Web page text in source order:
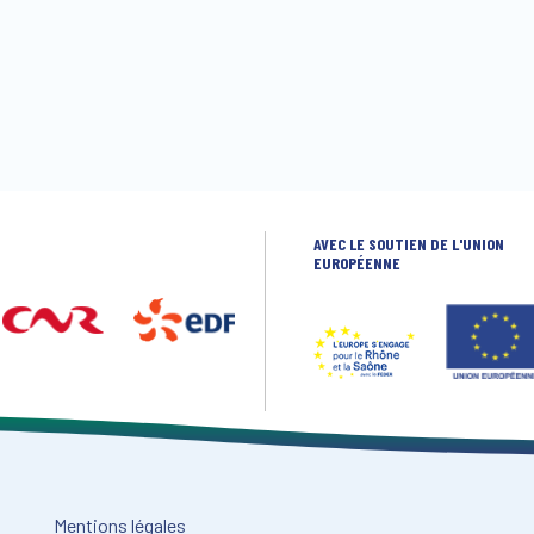
AVEC LE SOUTIEN DE L'UNION
EUROPÉENNE
Mentions légales